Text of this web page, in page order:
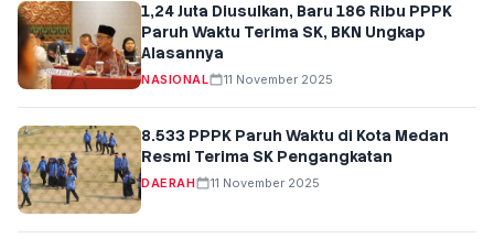
1,24 Juta Diusulkan, Baru 186 Ribu PPPK
Paruh Waktu Terima SK, BKN Ungkap
Alasannya
NASIONAL 11 November 2025
8.533 PPPK Paruh Waktu di Kota Medan
Resmi Terima SK Pengangkatan
DAERAH 11 November 2025